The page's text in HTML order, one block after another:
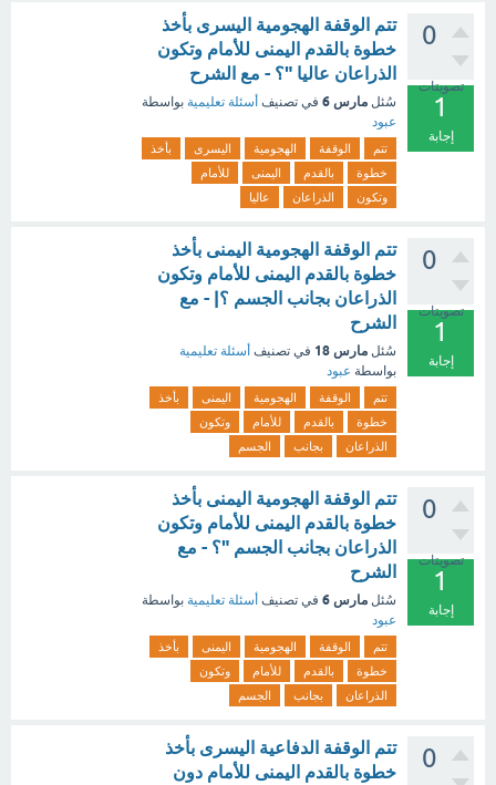
0
تصويتات
1
إجابة
تتم الوقفة الهجومية اليسرى بأخذ
خطوة بالقدم اليمنى للأمام وتكون
الذراعان عاليا "؟ - مع الشرح
سُئل مارس 6 في تصنيف أسئلة تعليمية بواسطة
عبود
تتم الوقفة الهجومية اليسرى
بأخذ
خطوة
بالقدم اليمنى
للأمام
وتكون
الذراعان عاليا
0
تصويتات
1
إجابة
تتم الوقفة الهجومية اليمنى بأخذ
خطوة بالقدم اليمنى للأمام وتكون
الذراعان بجانب الجسم ؟| - مع
الشرح
سُئل مارس 18 في تصنيف أسئلة تعليمية
بواسطة عبود
تتم الوقفة الهجومية اليمنى
بأخذ
خطوة
بالقدم للأمام
وتكون
الذراعان
بجانب الجسم
0
تصويتات
1
إجابة
تتم الوقفة الهجومية اليمنى بأخذ
خطوة بالقدم اليمنى للأمام وتكون
الذراعان بجانب الجسم "؟ - مع
الشرح
سُئل مارس 6 في تصنيف أسئلة تعليمية بواسطة
عبود
تتم الوقفة الهجومية اليمنى
بأخذ
خطوة
بالقدم للأمام
وتكون
الذراعان
بجانب الجسم
0
تتم الوقفة الدفاعية اليسرى بأخذ
خطوة بالقدم اليمنى للأمام دون